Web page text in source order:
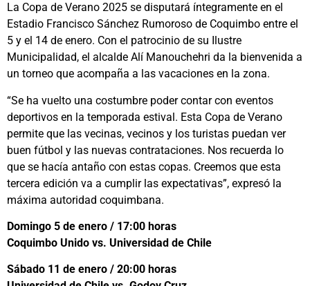
La Copa de Verano 2025 se disputará íntegramente en el
Estadio Francisco Sánchez Rumoroso de Coquimbo entre el
5 y el 14 de enero. Con el patrocinio de su Ilustre
Municipalidad, el alcalde Alí Manouchehri da la bienvenida a
un torneo que acompaña a las vacaciones en la zona.
“Se ha vuelto una costumbre poder contar con eventos
deportivos en la temporada estival. Esta Copa de Verano
permite que las vecinas, vecinos y los turistas puedan ver
buen fútbol y las nuevas contrataciones. Nos recuerda lo
que se hacía antaño con estas copas. Creemos que esta
tercera edición va a cumplir las expectativas”, expresó la
máxima autoridad coquimbana.
Domingo 5 de enero / 17:00 horas
Coquimbo Unido vs. Universidad de Chile
Sábado 11 de enero / 20:00 horas